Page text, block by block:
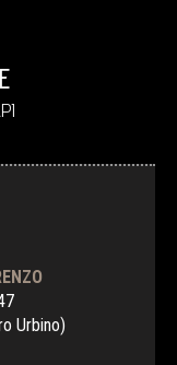
Urbino)